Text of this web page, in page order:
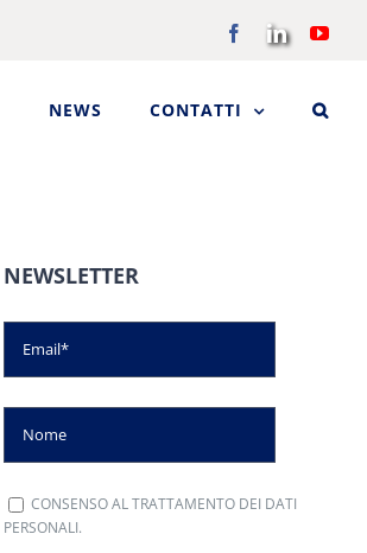
FacebookLinkedIn
NEWS CONTATTI
NEWSLETTER
CONSENSO AL TRATTAMENTO DEI DATI
PERSONALI.